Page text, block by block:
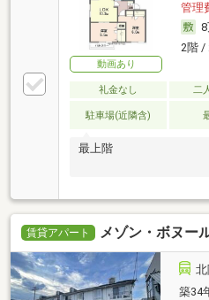
動画あり
管理
8
2階 /
礼金なし 二
駐車場(近隣含)
最上階
賃貸アパート メゾン・ボヌー
築34